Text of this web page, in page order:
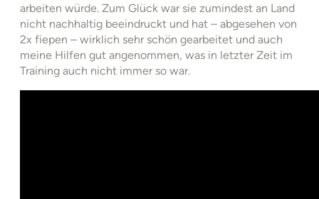
arbeiten würde. Zum Glück war sie zumindest an Land
nicht nachhaltig beeindruckt und hat – abgesehen von
2x fiepen – wirklich sehr schön gearbeitet und auch
meine Hilfen gut angenommen, was in letzter Zeit im
Training auch nicht immer so war.